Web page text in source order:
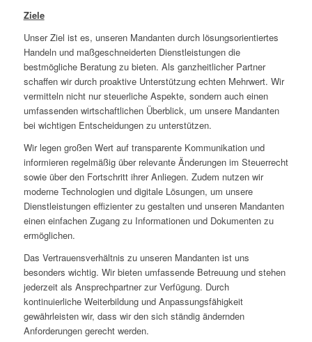
Ziele
Unser Ziel ist es, unseren Mandanten durch lösungsorientiertes
Handeln und maßgeschneiderten Dienstleistungen die
bestmögliche Beratung zu bieten. Als ganzheitlicher Partner
schaffen wir durch proaktive Unterstützung echten Mehrwert. Wir
vermitteln nicht nur steuerliche Aspekte, sondern auch einen
umfassenden wirtschaftlichen Überblick, um unsere Mandanten
bei wichtigen Entscheidungen zu unterstützen.
Wir legen großen Wert auf transparente Kommunikation und
informieren regelmäßig über relevante Änderungen im Steuerrecht
sowie über den Fortschritt ihrer Anliegen. Zudem nutzen wir
moderne Technologien und digitale Lösungen, um unsere
Dienstleistungen effizienter zu gestalten und unseren Mandanten
einen einfachen Zugang zu Informationen und Dokumenten zu
ermöglichen.
Das Vertrauensverhältnis zu unseren Mandanten ist uns
besonders wichtig. Wir bieten umfassende Betreuung und stehen
jederzeit als Ansprechpartner zur Verfügung. Durch
kontinuierliche Weiterbildung und Anpassungsfähigkeit
gewährleisten wir, dass wir den sich ständig ändernden
Anforderungen gerecht werden.